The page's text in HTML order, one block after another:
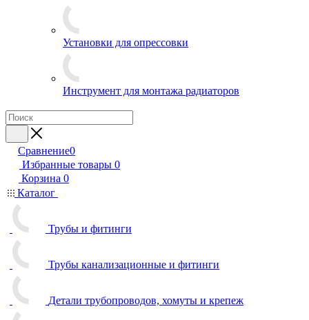
Установки для опрессовки
Инструмент для монтажа радиаторов
Сравнение0
Избранные товары 0
Корзина 0
Каталог
Трубы и фитинги
Трубы канализационные и фитинги
Детали трубопроводов, хомуты и крепеж